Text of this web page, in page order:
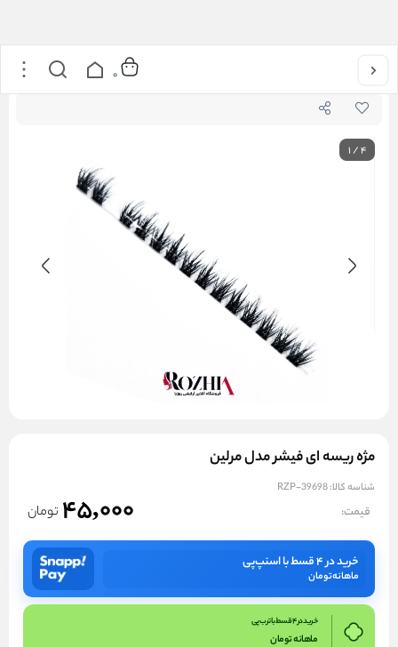
خانه مژه ریسه ای فیشر مدل مرلین
0
1/4
مژه ریسه ای فیشر مدل مرلین
شناسه کالا:RZP-39698
قیمت: 45,000 تومان
خرید در ۴ قسط با اسنپ‌پی
ماهانهتومان
خرید در 4 قسط با ترب پی
ماهانهتومان